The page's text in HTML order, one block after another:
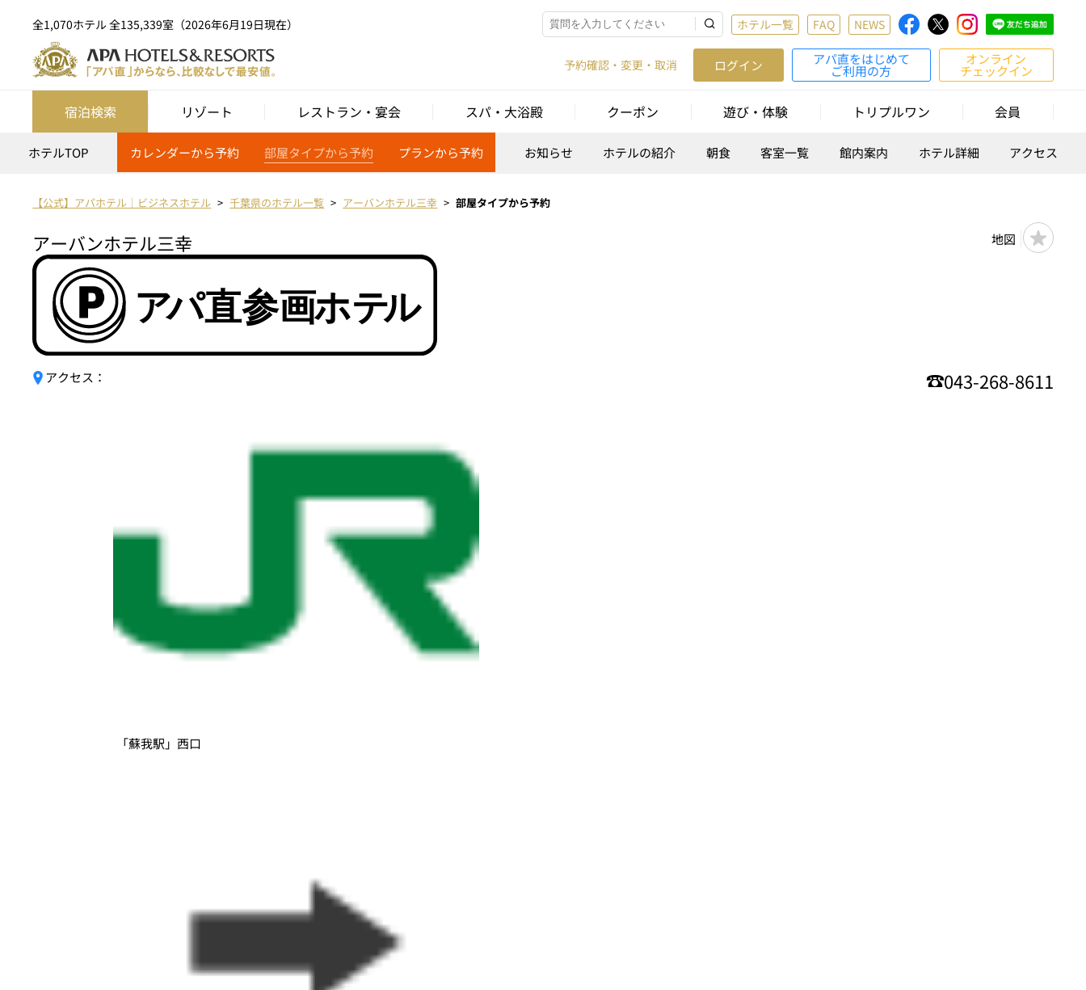
全1,070ホテル 全135,339室（2026年6月19日現在） ホテル一覧 FAQ NEWS
予約確認・変更・取消 ログイン アパ直をはじめて
ご利用の方
オンライン
チェックイン
宿泊検索 リゾート レストラン・宴会 スパ・大浴殿 クーポン 遊び・体験 トリプルワン 会員
ホテルTOP カレンダーから予約 部屋タイプから予約 プランから予約 お知らせ ホテルの紹介 朝食 客室一覧 館内案内 ホテル詳細 アクセス
【公式】アパホテル｜ビジネスホテル 千葉県のホテル一覧 アーバンホテル三幸 部屋タイプから予約
アーバンホテル三幸 地図
アクセス：
「蘇我駅」西口
043-268-8611